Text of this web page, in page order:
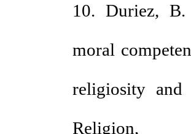
10. Duriez, B.
moral
religiosity